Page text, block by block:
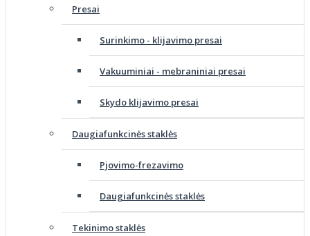
Presai
Surinkimo - klijavimo presai
Vakuuminiai - mebraniniai presai
Skydo klijavimo presai
Daugiafunkcinės staklės
Pjovimo-frezavimo
Daugiafunkcinės staklės
Tekinimo staklės